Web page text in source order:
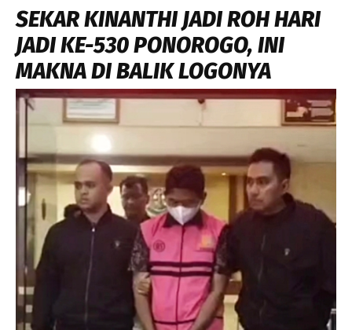
SEKAR KINANTHI JADI ROH HARI
JADI KE-530 PONOROGO, INI
MAKNA DI BALIK LOGONYA